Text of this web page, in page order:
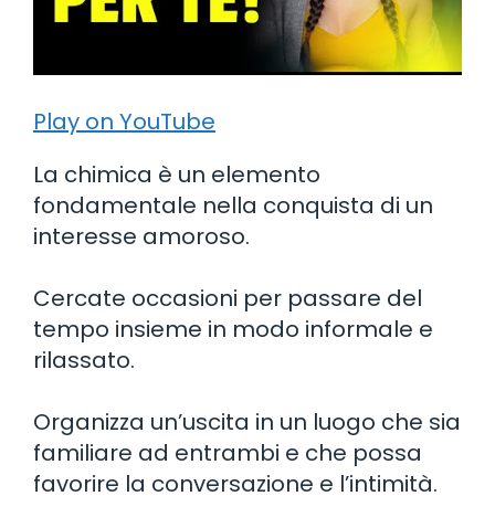
Play on YouTube
La chimica è un elemento
fondamentale nella conquista di un
interesse amoroso.
Cercate occasioni per passare del
tempo insieme in modo informale e
rilassato.
Organizza un’uscita in un luogo che sia
familiare ad entrambi e che possa
favorire la conversazione e l’intimità.